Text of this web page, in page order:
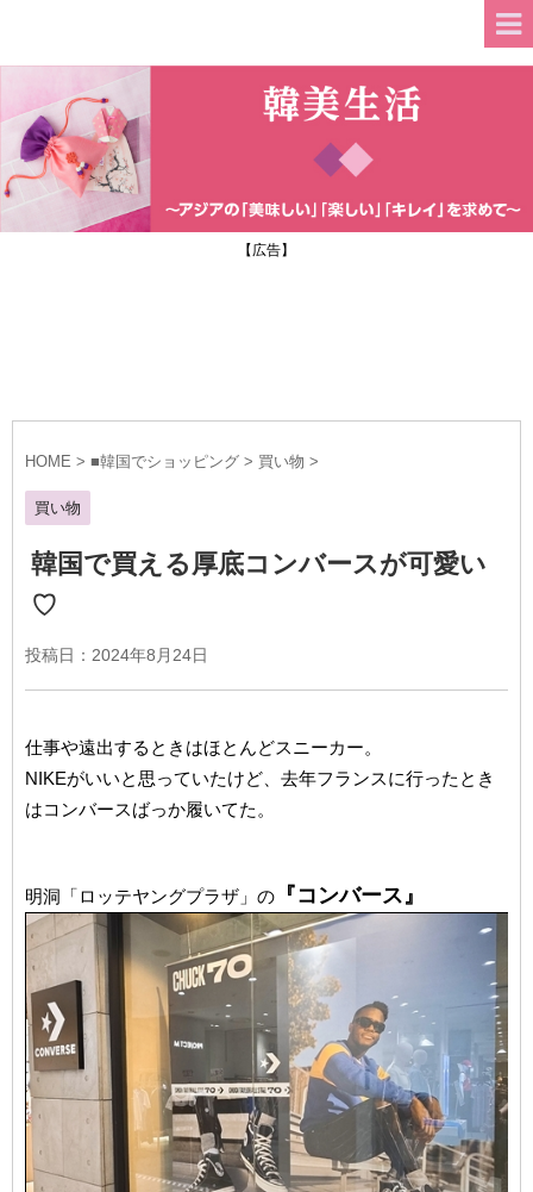
【広告】
HOME > ■韓国でショッピング > 買い物 >
買い物
韓国で買える厚底コンバースが可愛い
♡
投稿日： 2024年8月24日
仕事や遠出するときはほとんどスニーカー。
NIKEがいいと思っていたけど、去年フランスに行ったとき
はコンバースばっか履いてた。
明洞「ロッテヤングプラザ」の 『コンバース』